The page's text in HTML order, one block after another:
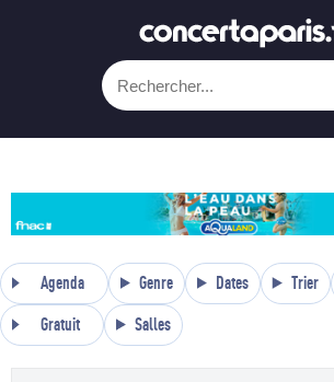
Agenda Genre Dates Trier
Gratuit Salles